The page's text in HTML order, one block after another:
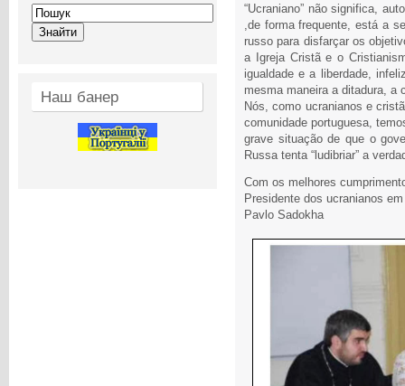
Наш банер
“Ucraniano” não significa,
,de forma frequente, está a
russo para disfarçar os
a Igreja Cristã e o
igualdade e a liberdade,
mesma maneira a ditadura, a
Nós, como ucranianos e
comunidade portuguesa,
grave situação de que o
Russa tenta “ludibriar” a
Com os melhores
Presidente dos ucranianos
Pavlo Sadokha